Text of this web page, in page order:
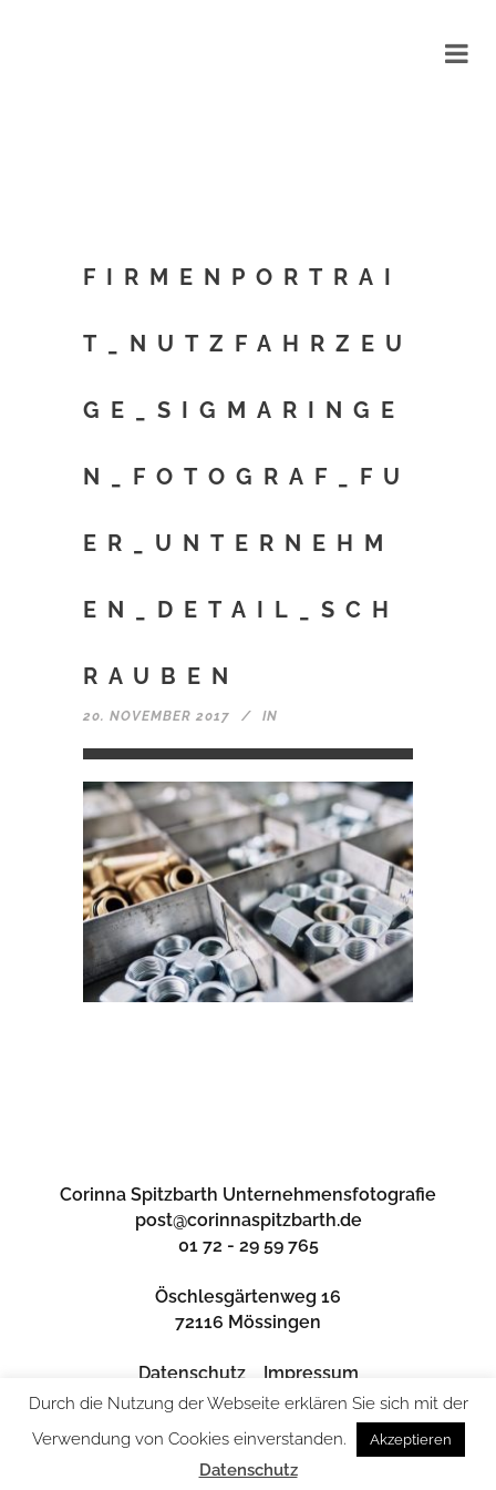
FIRMENPORTRAI
T_NUTZFAHRZEU
GE_SIGMARINGE
N_FOTOGRAF_FU
ER_UNTERNEHM
EN_DETAIL_SCH
RAUBEN
20. NOVEMBER 2017 IN
Corinna Spitzbarth Unternehmensfotografie
post@corinnaspitzbarth.de
01 72 - 29 59 765
Öschlesgärtenweg 16
72116 Mössingen
Datenschutz Impressum
Durch die Nutzung der Webseite erklären Sie sich mit der
Verwendung von Cookies einverstanden.
Akzeptieren
Datenschutz